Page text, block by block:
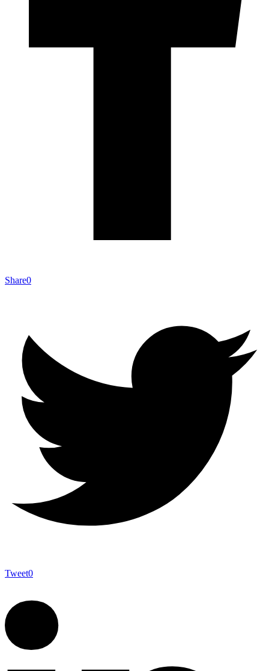
Share0
Tweet0